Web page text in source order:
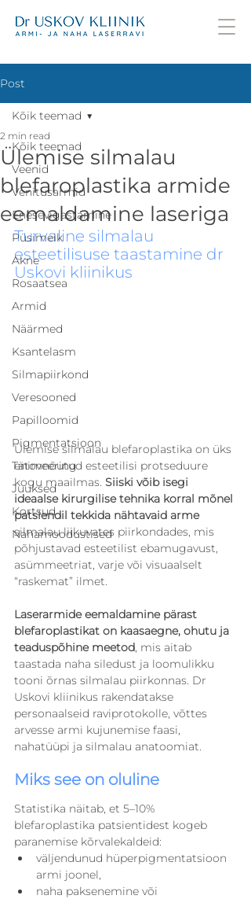
Post
Kõik teemad
Veenid
Venitusarmid
Enesevigastamine
Püsimeik
Akne
Rosaatsea
Armid
Näärmed
Ksantelasm
Silmapiirkond
Veresooned
Papilloomid
Pigmentatsioon
Tätoveering
Juuksed
Kortsud
Nahamoodustised
Kõik teemad
Ülemise silmalau
blefaroplastika armide
eemaldamine laseriga
2 min read
Turvaline silmalau
esteetilisuse taastamine dr
Uskovi kliinikus
Ülemise silmalau blefaroplastika on üks
enimnõutud esteetilisi protseduure
kogu maailmas. Siiski võib isegi
ideaalse kirurgilise tehnika korral mõnel
patsiendil tekkida nähtavaid arme
silmalau liikuvates piirkondades, mis
põhjustavad esteetilist ebamugavust,
asümmeetriat, varje või visuaalselt
“raskemat” ilmet.
Laserarmide eemaldamine pärast
blefaroplastikat on kaasaegne, ohutu ja
teaduspõhine meetod, mis aitab
taastada naha siledust ja loomulikku
tooni õrnas silmalau piirkonnas. Dr
Uskovi kliinikus rakendatakse
personaalseid raviprotokolle, võttes
arvesse armi kujunemise faasi,
nahatüüpi ja silmalau anatoomiat.
Miks see on oluline
Statistika näitab, et 5–10%
blefaroplastika patsientidest kogeb
paranemise kõrvalekaldeid:
väljendunud hüperpigmentatsioon
armi joonel,
naha paksenemine või